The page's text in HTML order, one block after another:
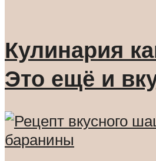
Кулинария
Это ещё и